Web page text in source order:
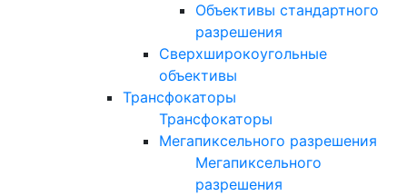
Объективы стандартного
разрешения
Сверхширокоугольные
объективы
Трансфокаторы
Трансфокаторы
Мегапиксельного разрешения
Мегапиксельного
разрешения